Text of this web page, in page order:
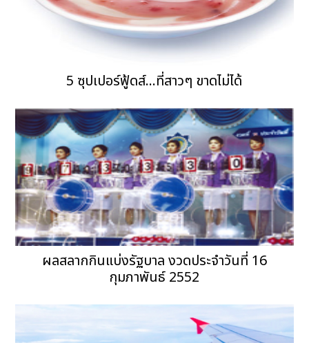
5 ซุปเปอร์ฟู้ดส์...ที่สาวๆ ขาดไม่ได้
ผลสลากกินแบ่งรัฐบาล งวดประจำวันที่ 16
กุมภาพันธ์ 2552